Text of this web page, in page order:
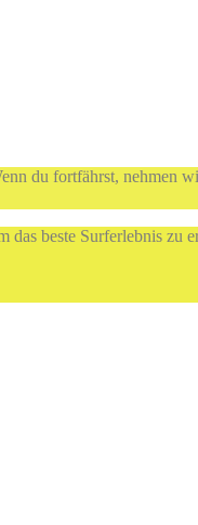
du fortfährst, nehmen
beste Surferlebnis